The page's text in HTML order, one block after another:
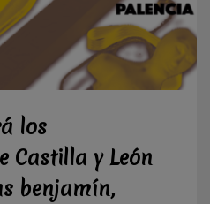
los
Castilla y León
benjamín,